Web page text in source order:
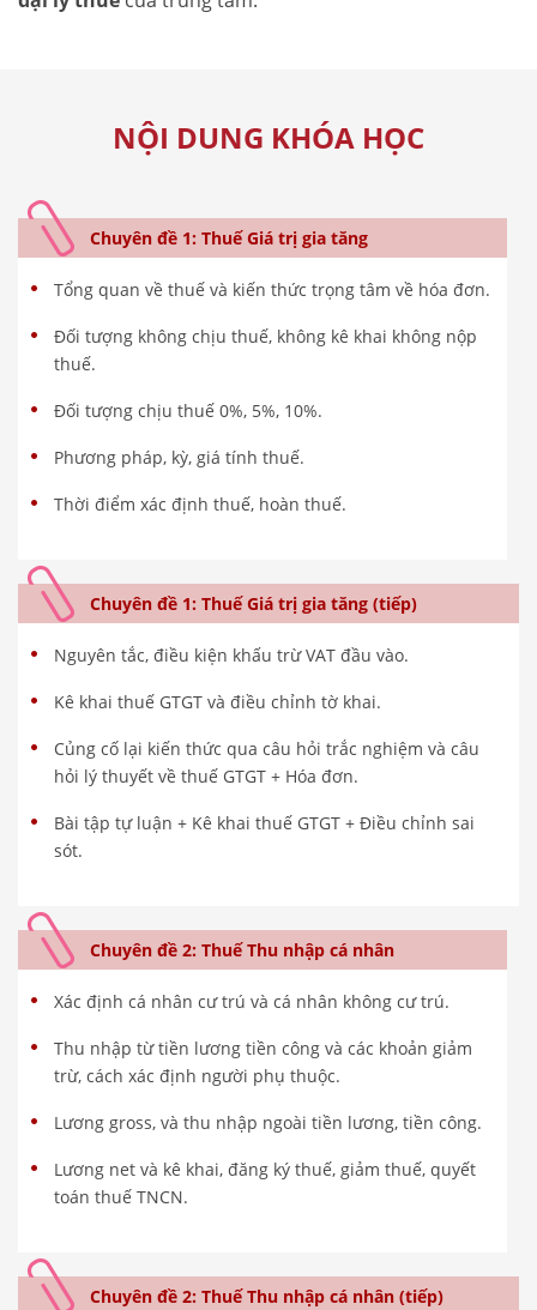
NỘI DUNG KHÓA HỌC
Chuyên đề 1: Thuế Giá trị gia tăng
Tổng quan về thuế và kiến thức trọng tâm về hóa đơn.
Đối tượng không chịu thuế, không kê khai không nộp
thuế.
Đối tượng chịu thuế 0%, 5%, 10%.
Phương pháp, kỳ, giá tính thuế.
Thời điểm xác định thuế, hoàn thuế.
Chuyên đề 1: Thuế Giá trị gia tăng (tiếp)
Nguyên tắc, điều kiện khấu trừ VAT đầu vào.
Kê khai thuế GTGT và điều chỉnh tờ khai.
Củng cố lại kiến thức qua câu hỏi trắc nghiệm và câu
hỏi lý thuyết về thuế GTGT + Hóa đơn.
Bài tập tự luận + Kê khai thuế GTGT + Điều chỉnh sai
sót.
Chuyên đề 2: Thuế Thu nhập cá nhân
Xác định cá nhân cư trú và cá nhân không cư trú.
Thu nhập từ tiền lương tiền công và các khoản giảm
trừ, cách xác định người phụ thuộc.
Lương gross, và thu nhập ngoài tiền lương, tiền công.
Lương net và kê khai, đăng ký thuế, giảm thuế, quyết
toán thuế TNCN.
Chuyên đề 2: Thuế Thu nhập cá nhân (tiếp)